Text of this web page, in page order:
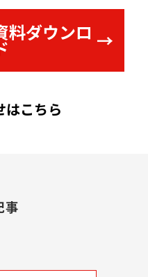
料ダウンロ
はこちら
事